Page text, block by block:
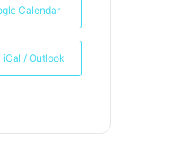
Calendar
iCal / Outlook